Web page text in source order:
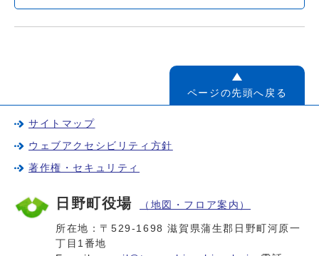
ページの先頭へ戻る
サイトマップ
ウェブアクセシビリティ方針
著作権・セキュリティ
日野町役場 （地図・フロア案内）
所在地：〒529-1698 滋賀県蒲生郡日野町河原一
丁目1番地